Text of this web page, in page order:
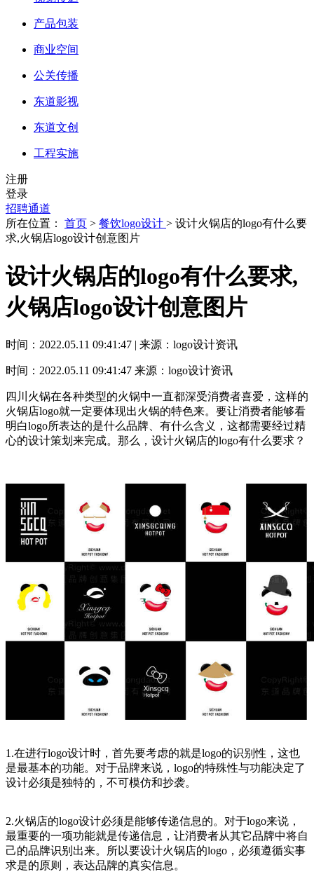
产品包装
商业空间
公关传播
东道影视
东道文创
工程实施
注册
登录
招聘通道
所在位置： 首页 > 餐饮logo设计 > 设计火锅店的logo有什么要
求,火锅店logo设计创意图片
设计火锅店的logo有什么要求,
火锅店logo设计创意图片
时间：2022.05.11 09:41:47 | 来源：logo设计资讯
时间：2022.05.11 09:41:47 来源：logo设计资讯
四川火锅在各种类型的火锅中一直都深受消费者喜爱，这样的
火锅店logo就一定要体现出火锅的特色来。要让消费者能够看
明白logo所表达的是什么品牌、有什么含义，这都需要经过精
心的设计策划来完成。那么，设计火锅店的logo有什么要求？
1.在进行logo设计时，首先要考虑的就是logo的识别性，这也
是最基本的功能。对于品牌来说，logo的特殊性与功能决定了
设计必须是独特的，不可模仿和抄袭。
2.火锅店的logo设计必须是能够传递信息的。对于logo来说，
最重要的一项功能就是传递信息，让消费者从其它品牌中将自
己的品牌识别出来。所以要设计火锅店的logo，必须遵循实事
求是的原则，表达品牌的真实信息。